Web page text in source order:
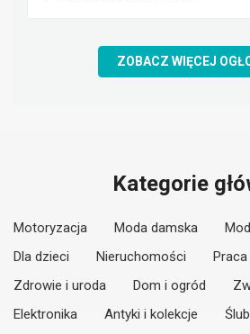
ZOBACZ WIĘCEJ
Kategorie
Motoryzacja Moda damska
Dla dzieci
Nieruchomości
Praca
Zdrowie i uroda
Dom i ogród
Elektronika
Antyki i kolekcje